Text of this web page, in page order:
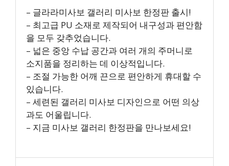
– 글라라미사보 갤러리 미사보 한정판 출시!
– 최고급 PU 소재로 제작되어 내구성과 편안함
을 모두 갖추었습니다.
– 넓은 중앙 수납 공간과 여러 개의 주머니로
소지품을 정리하는 데 이상적입니다.
– 조절 가능한 어깨 끈으로 편안하게 휴대할 수
있습니다.
– 세련된 갤러리 미사보 디자인으로 어떤 의상
과도 어울립니다.
– 지금 미사보 갤러리 한정판을 만나보세요!